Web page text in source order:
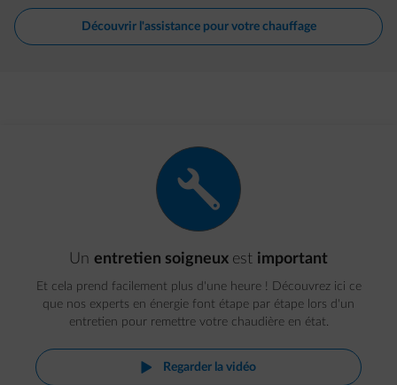
Découvrir l'assistance pour votre chauffage
wrench
Un entretien soigneux est important
Et cela prend facilement plus d'une heure ! Découvrez ici ce
que nos experts en énergie font étape par étape lors d'un
entretien pour remettre votre chaudière en état.
vid-play Regarder la vidéo